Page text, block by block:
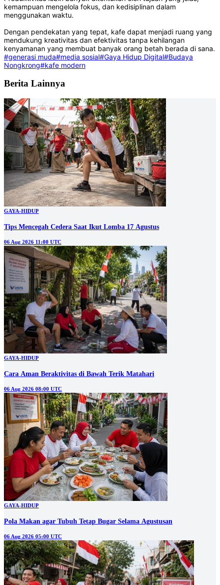
kemampuan mengelola fokus, dan kedisiplinan dalam
menggunakan waktu.
Dengan pendekatan yang tepat, kafe dapat menjadi ruang yang
mendukung kreativitas dan efektivitas tanpa kehilangan
kenyamanan yang membuat banyak orang betah berada di sana.
#generasi muda#media sosial#Gaya Hidup Digital#Budaya
Nongkrong#kafe modern
Berita Lainnya
GAYA-HIDUP
Tips Mencegah Cedera Saat Ikut Lomba 17 Agustus
06 Aug 2026 11:00 UTC
GAYA-HIDUP
Cara Aman Beraktivitas di Bawah Terik Matahari
06 Aug 2026 08:00 UTC
GAYA-HIDUP
Pola Makan agar Tubuh Tetap Bugar Selama Agustusan
06 Aug 2026 05:00 UTC